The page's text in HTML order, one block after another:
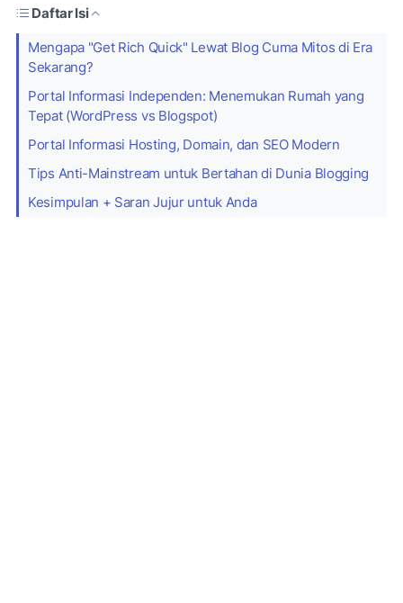
Daftar Isi
Mengapa "Get Rich Quick" Lewat Blog Cuma Mitos di Era
Sekarang?
Portal Informasi Independen: Menemukan Rumah yang
Tepat (WordPress vs Blogspot)
Portal Informasi Hosting, Domain, dan SEO Modern
Tips Anti-Mainstream untuk Bertahan di Dunia Blogging
Kesimpulan + Saran Jujur untuk Anda